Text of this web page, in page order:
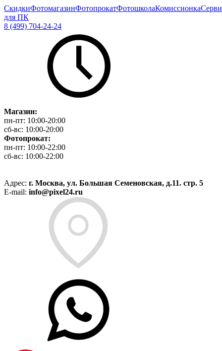
СкидкиФотомагазинФотопрокатФотошколаКомиссионка
для ПК
8 (499) 704-24-24
Магазин:
пн-пт: 10:00-20:00
сб-вс: 10:00-20:00
Фотопрокат:
пн-пт: 10:00-22:00
сб-вс: 10:00-22:00
Адрес: г. Москва, ул. Большая Семеновская, д.11. стр. 5
E-mail: info@pixel24.ru